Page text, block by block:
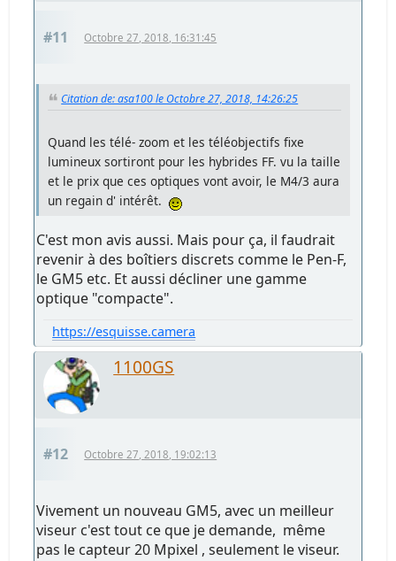
#11 Octobre 27, 2018, 16:31:45
Citation de: asa100 le Octobre 27, 2018, 14:26:25
Quand les télé- zoom et les téléobjectifs fixe
lumineux sortiront pour les hybrides FF. vu la taille
et le prix que ces optiques vont avoir, le M4/3 aura
un regain d' intérêt.
C'est mon avis aussi. Mais pour ça, il faudrait
revenir à des boîtiers discrets comme le Pen-F,
le GM5 etc. Et aussi décliner une gamme
optique "compacte".
https://esquisse.camera
1100GS
#12 Octobre 27, 2018, 19:02:13
Vivement un nouveau GM5, avec un meilleur
viseur c'est tout ce que je demande, même
pas le capteur 20 Mpixel , seulement le viseur.